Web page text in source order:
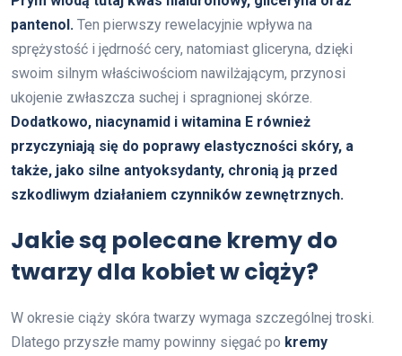
pantenol. Ten pierwszy rewelacyjnie wpływa na
sprężystość i jędrność cery, natomiast gliceryna, dzięki
swoim silnym właściwościom nawilżającym, przynosi
ukojenie zwłaszcza suchej i spragnionej skórze.
Dodatkowo, niacynamid i witamina E również
przyczyniają się do poprawy elastyczności skóry, a
także, jako silne antyoksydanty, chronią ją przed
szkodliwym działaniem czynników zewnętrznych.
Jakie są polecane kremy do
twarzy dla kobiet w ciąży?
W okresie ciąży skóra twarzy wymaga szczególnej troski.
Dlatego przyszłe mamy powinny sięgać po kremy